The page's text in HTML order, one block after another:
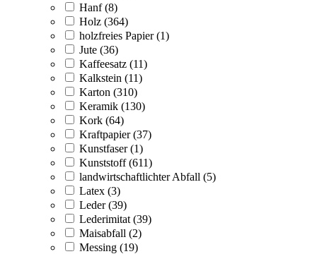
Hanf (8)
Holz (364)
holzfreies Papier (1)
Jute (36)
Kaffeesatz (11)
Kalkstein (11)
Karton (310)
Keramik (130)
Kork (64)
Kraftpapier (37)
Kunstfaser (1)
Kunststoff (611)
landwirtschaftlichter Abfall (5)
Latex (3)
Leder (39)
Lederimitat (39)
Maisabfall (2)
Messing (19)